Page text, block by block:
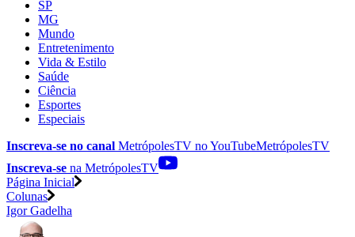
SP
MG
Mundo
Entretenimento
Vida & Estilo
Saúde
Ciência
Esportes
Especiais
Inscreva-se no canal MetrópolesTV noYouTubeMetrópolesTV
Inscreva-se na MetrópolesTV
Página Inicial
Colunas
Igor Gadelha